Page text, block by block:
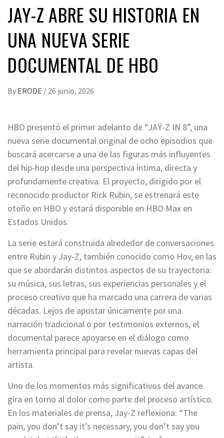
JAY-Z ABRE SU HISTORIA EN
UNA NUEVA SERIE
DOCUMENTAL DE HBO
By ERODE / 26 junio, 2026
HBO presentó el primer adelanto de “JAŸ-Z IN 8”, una
nueva serie documental original de ocho episodios que
buscará acercarse a una de las figuras más influyentes
del hip-hop desde una perspectiva íntima, directa y
profundamente creativa. El proyecto, dirigido por el
reconocido productor Rick Rubin, se estrenará este
otoño en HBO y estará disponible en HBO Max en
Estados Unidos.
La serie estará construida alrededor de conversaciones
entre Rubin y Jay-Z, también conocido como Hov, en las
que se abordarán distintos aspectos de su trayectoria:
su música, sus letras, sus experiencias personales y el
proceso creativo que ha marcado una carrera de varias
décadas. Lejos de apostar únicamente por una
narración tradicional o por testimonios externos, el
documental parece apoyarse en el diálogo como
herramienta principal para revelar nuevas capas del
artista.
Uno de los momentos más significativos del avance
gira en torno al dolor como parte del proceso artístico.
En los materiales de prensa, Jay-Z reflexiona: “The
pain, you don’t say it’s necessary, you don’t say you